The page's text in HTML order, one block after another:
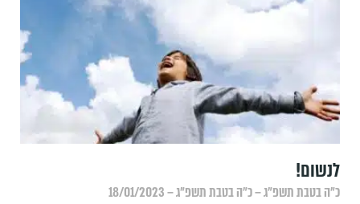
לנשום!
כ״ה בטבת תשפ״ג – כ״ה בטבת תשפ״ג – 18/01/2023